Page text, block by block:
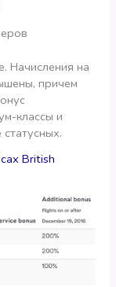
Начисления на
причем
классы и
British